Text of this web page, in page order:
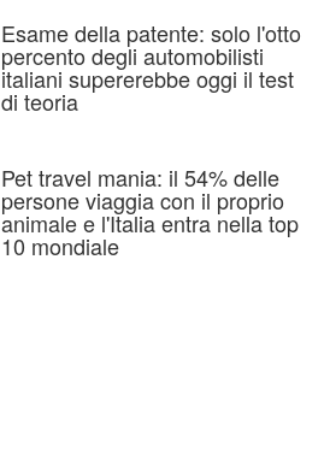
Esame della patente: solo l'otto
percento degli automobilisti
italiani supererebbe oggi il test
di teoria
Pet travel mania: il 54% delle
persone viaggia con il proprio
animale e l'Italia entra nella top
10 mondiale